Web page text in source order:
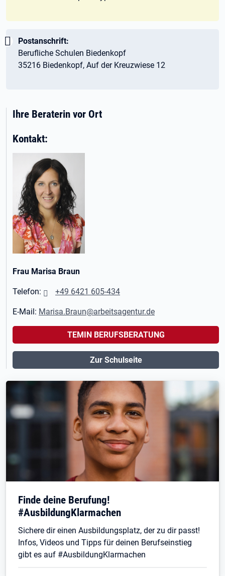
Wichtig:
Postanschrift:
Berufliche Schulen Biedenkopf
35216 Biedenkopf, Auf der Kreuzwiese 12
Ihre Beraterin vor Ort
Kontakt:
Frau Marisa Braun
Telefon: +49 6421 605-434
E-Mail: Marisa.Braun@arbeitsagentur.de
TEMIN BERUFSBERATUNG
Zur Schulseite
Finde deine Berufung!
#AusbildungKlarmachen
Sichere dir einen Ausbildungsplatz, der zu dir passt!
Infos, Videos und Tipps für deinen Berufseinstieg
gibt es auf #AusbildungKlarmachen